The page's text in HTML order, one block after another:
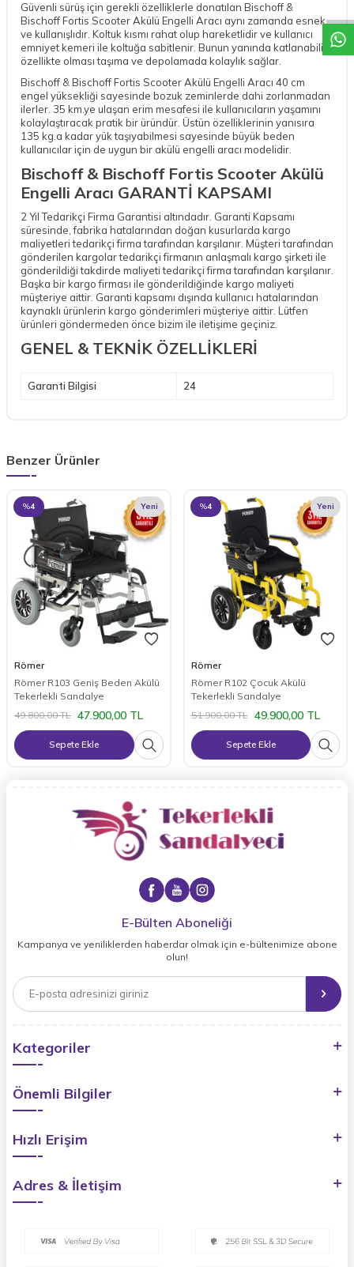
Güvenli sürüş için gerekli özelliklerle donatılan Bischoff &
Bischoff Fortis Scooter Akülü Engelli Aracı aynı zamanda esnek
ve kullanışlıdır. Koltuk kısmı rahat olup hareketlidir ve kullanıcı
emniyet kemeri ile koltuğa sabitlenir. Bunun yanında katlanabilir
özellikte olması taşıma ve depolamada kolaylık sağlar.
Bischoff & Bischoff Fortis Scooter Akülü Engelli Aracı 40 cm
engel yüksekliği sayesinde bozuk zeminlerde dahi zorlanmadan
ilerler. 35 km.ye ulaşan erim mesafesi ile kullanıcıların yaşamını
kolaylaştıracak pratik bir üründür. Üstün özelliklerinin yanısıra
135 kg.a kadar yük taşıyabilmesi sayesinde büyük beden
kullanıcılar için de uygun bir akülü engelli aracı modelidir.
Bischoff & Bischoff Fortis Scooter Akülü
Engelli Aracı GARANTİ KAPSAMI
2 Yıl Tedarikçi Firma Garantisi altındadır. Garanti Kapsamı
süresinde, fabrika hatalarından doğan kusurlarda kargo
maliyetleri tedarikçi firma tarafından karşılanır. Müşteri tarafından
gönderilen kargolar tedarikçi firmanın anlaşmalı kargo şirketi ile
gönderildiği takdirde maliyeti tedarikçi firma tarafından karşılanır.
Başka bir kargo firması ile gönderildiğinde kargo maliyeti
müşteriye aittir. Garanti kapsamı dışında kullanıcı hatalarından
kaynaklı ürünlerin kargo gönderimleri müşteriye aittir. Lütfen
ürünleri göndermeden önce bizim ile iletişime geçiniz.
GENEL & TEKNİK ÖZELLİKLERİ
Garanti Bilgisi 24
Benzer Ürünler
%4 Yeni
Römer
Römer R103 Geniş Beden Akülü
Tekerlekli Sandalye
49.800,00TL 47.900,00 TL
Sepete Ekle
%4 Yeni
Römer
Römer R102 Çocuk Akülü
Tekerlekli Sandalye
51.900,00TL 49.900,00TL
Sepete Ekle
E-Bülten Aboneliği
Kampanya ve yeniliklerden haberdar olmak için e-bültenimize abone
olun!
Kategoriler
Önemli Bilgiler
Hızlı Erişim
Adres & İletişim